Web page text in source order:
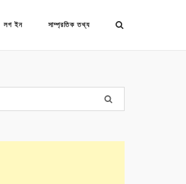
লগ ইন সাম্প্রতিক তথ্য